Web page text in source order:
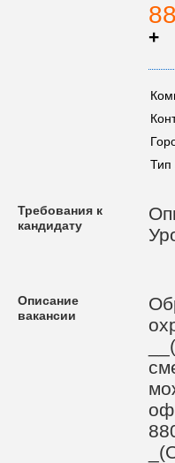
+
Тип
Требования к
кандидату
Описание
вакансии